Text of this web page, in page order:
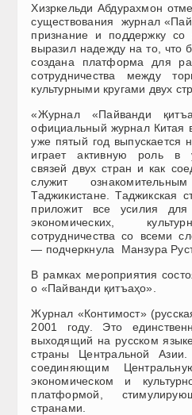
Хизркельди Абдурахмон
существования журнал
признание и поддержку со
выразил надежду на то, что
создана платформа для
сотрудничества между
культурными кругами двух
«Журнал «Пайванди
официальный журнал Китая
уже пятый год выпускается
играет активную роль в
связей двух стран и как
служит
Таджикистане. Таджикская
приложит все усилия для
экономических,
сотрудничества со всеми
— подчеркнула Манзура
В рамках мероприятия
о «Пайванди қитъаҳо».
Журнал «Контимост»
2001 году. Это
выходящий на русском
страны Центральной
соединяющим
экономическом и
платформой,
странами.